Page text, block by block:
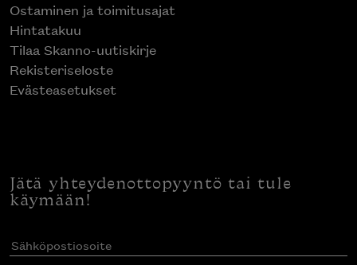
Ostaminen ja toimitusajat
Hintatakuu
Tilaa Skanno-uutiskirje
Rekisteriseloste
Evästeasetukset
Jätä yhteydenottopyyntö tai tule
käymään!
Sähköpostiosoite(Pakollinen)